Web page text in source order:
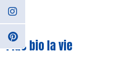
Plus bio la vie